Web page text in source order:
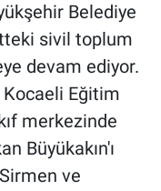
Belediye
sivil toplum
devam ediyor.
Kocaeli Eğitim
merkezinde
Büyükakın'ı
ve